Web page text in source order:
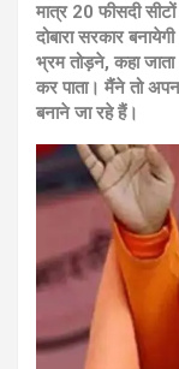
मात्र 20 फीसदी
दोबारा सरकार
भ्रम तोड़ने, कहा जाता
कर पाता। मैंने तो
बनाने जा रहे हैं।